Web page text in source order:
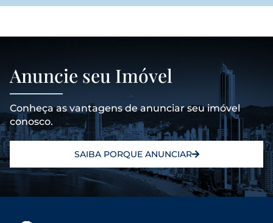
Anuncie seu Imóvel
Conheça as vantagens de anunciar seu imóvel
conosco.
SAIBA PORQUE ANUNCIAR